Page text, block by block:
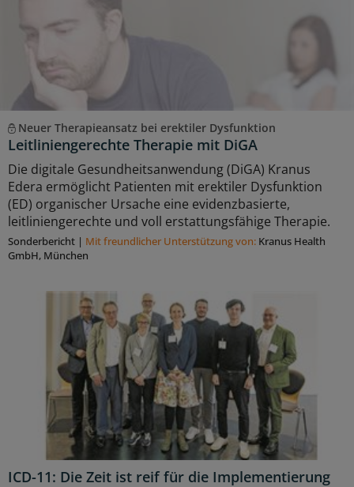
Neuer Therapieansatz bei erektiler Dysfunktion
Leitliniengerechte Therapie mit DiGA
Die digitale Gesundheitsanwendung (DiGA) Kranus
Edera ermöglicht Patienten mit erektiler Dysfunktion
(ED) organischer Ursache eine evidenzbasierte,
leitliniengerechte und voll erstattungsfähige Therapie.
Sonderbericht | Mit freundlicher Unterstützung von: Kranus Health
GmbH, München
ICD-11: Die Zeit ist reif für die Implementierung